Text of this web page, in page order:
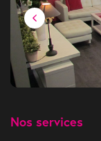
Nos services